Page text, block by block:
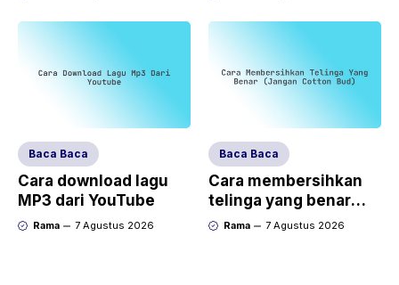
Baca Baca
Cara download lagu
MP3 dari YouTube
Rama 7 Agustus 2026
Baca Baca
Cara membersihkan
telinga yang benar
(jangan cotton bud)
Rama 7 Agustus 2026